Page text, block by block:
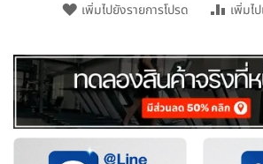
เพิ่มไปยังรายการโปรด เพิ่มไ